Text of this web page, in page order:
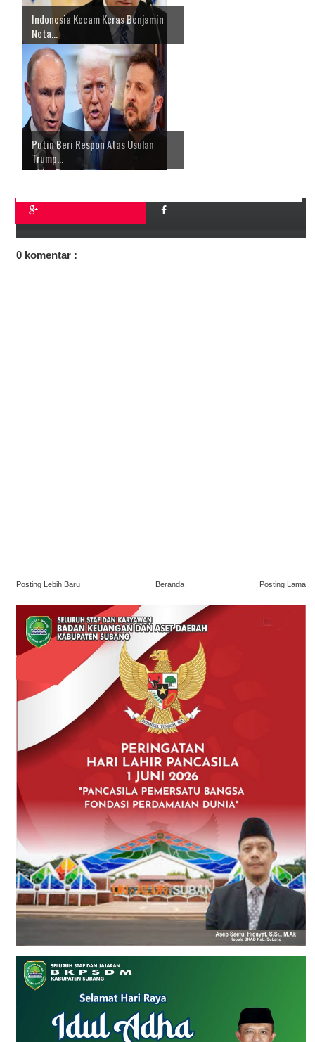
Indonesia Kecam Keras Benjamin
Neta...
Putin Beri Respon Atas Usulan
Trump...
0 komentar :
Posting Lebih Baru Posting Lama
Beranda